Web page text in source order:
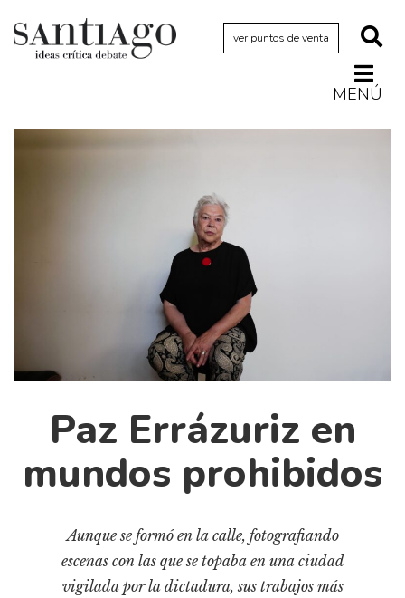
ver puntos de venta
MENÚ
Críticas
Diccionario portátil de la literatura chilena
Documentos
Historia material de los libros
Paz Errázuriz en
mundos prohibidos
Aunque se formó en la calle, fotografiando
escenas con las que se topaba en una ciudad
vigilada por la dictadura, sus trabajos más